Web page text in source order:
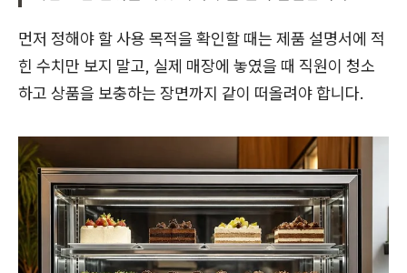
먼저 정해야 할 사용 목적을 확인할 때는 제품 설명서에 적
힌 수치만 보지 말고, 실제 매장에 놓였을 때 직원이 청소
하고 상품을 보충하는 장면까지 같이 떠올려야 합니다.